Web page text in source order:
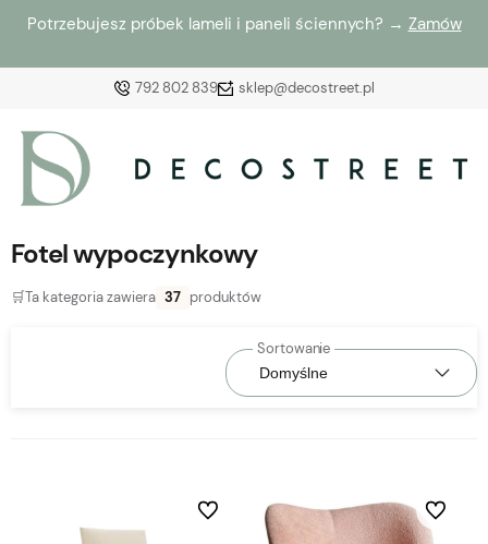
Potrzebujesz próbek lameli i paneli ściennych? → Zamów
792 802 839 sklep@decostreet.pl
Wybierz coś dla siebie z naszej aktualnej oferty lub
zaloguj się, aby przywrócić dodane produkty do listy
Fotel wypoczynkowy
🛒Ta kategoria zawiera 37 produktów
Do ulubionych Do